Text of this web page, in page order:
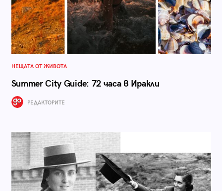
НЕЩАТА ОТ ЖИВОТА
Summer City Guide: 72 часа в Иракли
РЕДАКТОРИТЕ